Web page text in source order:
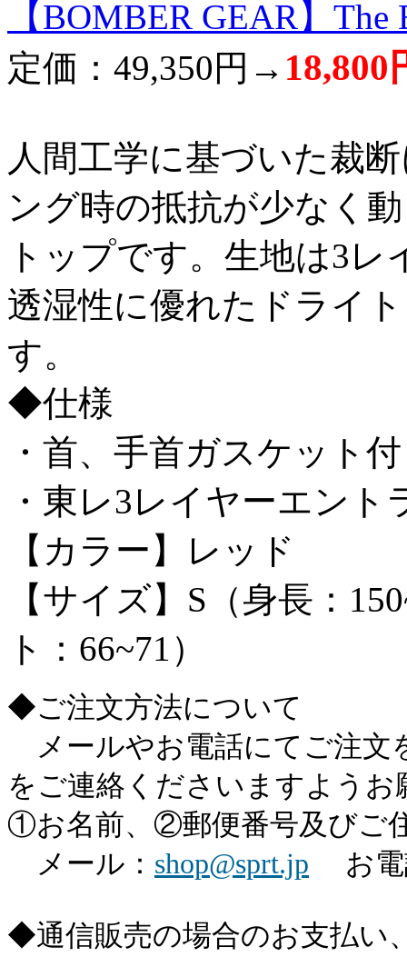
【BOMBER GEAR】
定価：49,350円→ 18,800
人間工学に基づいた裁
ング時の抵抗が少なく
トップです。生地は3レ
透湿性に優れたドライ
す。
◆仕様
・首、手首ガスケット
・東レ3レイヤーエント
【カラー】レッド
【サイズ】S（身長：
ト：66~71）
◆ご注文方法について
メールやお電話にてご注文
をご連絡くださいますよう
①お名前、②郵便番号及びご
メール： shop@sprt.jp お電
◆通信販売の場合のお支払い